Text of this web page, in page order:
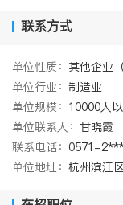
联系方式
单位性质： 其他企业
单位行业： 制造业
单位规模： 10000人
单位联系人： 甘晓霞
联系电话： 0571-
单位地址： 杭州滨江